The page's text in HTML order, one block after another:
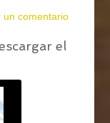
un comentario
el